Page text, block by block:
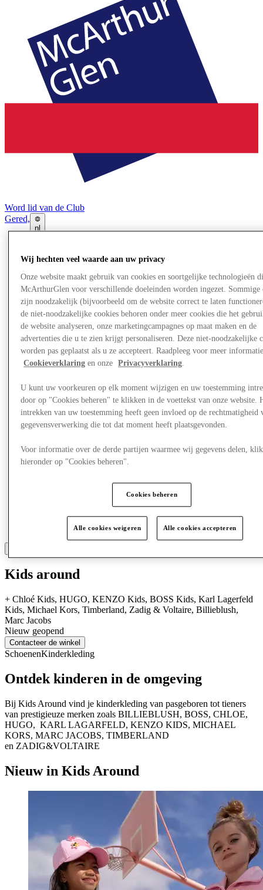
Word lid van de Club
Gered,
nl
Aanbiedingen
Plan je bezoek
Restaurants
Diensten
Toerisme
Zoektocht naar werk
Cadeaubon
Het Tweede Leven
Kids around
+ Chloé Kids, HUGO, KENZO Kids, BOSS Kids, Karl Lagerfeld
Kids, Michael Kors, Timberland, Zadig & Voltaire, Billieblush,
Marc Jacobs
Nieuw geopend
Contacteer de winkel
SchoenenKinderkleding
Ontdek kinderen in de omgeving
Bij Kids Around vind je kinderkleding van pasgeboren tot tieners
van prestigieuze merken zoals BILLIEBLUSH, BOSS, CHLOE,
HUGO, KARL LAGARFELD, KENZO KIDS, MICHAEL
KORS, MARC JACOBS, TIMBERLAND
en ZADIG&VOLTAIRE
Nieuw in Kids Around
Wij hechten veel waarde aan uw privacy
Onze website maakt gebruik van cookies en soortgelijke technologieën
McArthurGlen voor verschillende doeleinden worden ingezet. Sommige
zijn noodzakelijk (bijvoorbeeld om de website correct te laten
de niet-noodzakelijke cookies behoren onder meer cookies die het
de website analyseren, onze marketingcampagnes op maat maken en de
advertenties die u te zien krijgt personaliseren. Deze niet-noodzakelijke
worden pas geplaatst als u ze accepteert. Raadpleeg voor meer
Cookieverklaring en onze Privacyverklaring.
U kunt uw voorkeuren op elk moment wijzigen en uw toestemming
door op "Cookies beheren" te klikken in de voettekst van onze website.
intrekken van uw toestemming heeft geen invloed op de rechtmatigheid
gegevensverwerking die tot dat moment heeft plaatsgevonden.
Voor informatie over de derde partijen waarmee wij gegevens delen,
hieronder op "Cookies beheren".
Cookies beheren
Alle cookies weigeren Alle cookies accepteren